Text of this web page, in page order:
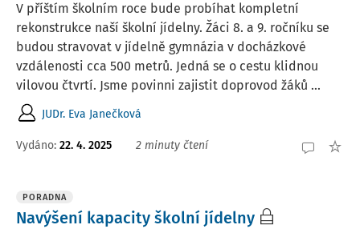
V příštím školním roce bude probíhat kompletní
rekonstrukce naší školní jídelny. Žáci 8. a 9. ročníku se
budou stravovat v jídelně gymnázia v docházkové
vzdálenosti cca 500 metrů. Jedná se o cestu klidnou
vilovou čtvrtí. Jsme povinni zajistit doprovod žáků ...
JUDr. Eva Janečková
Vydáno: 22. 4. 2025 2 minuty čtení
PORADNA
Navýšení kapacity školní jídelny